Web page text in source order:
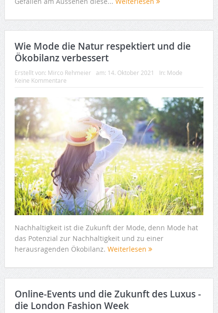
Wie Mode die Natur respektiert und die
Ökobilanz verbessert
Erstellt von: Mirco Rehmeier am: 14. Oktober 2021 In: Mode
Keine Kommentare
Nachhaltigkeit ist die Zukunft der Mode, denn Mode hat
das Potenzial zur Nachhaltigkeit und zu einer
herausragenden Ökobilanz. Weiterlesen
Online-Events und die Zukunft des Luxus ‒
die London Fashion Week